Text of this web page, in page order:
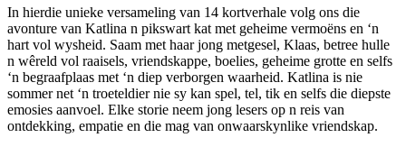
on
the
product
page
In hierdie unieke versameling van 14 kortverhale volg ons die
avonture van Katlina n pikswart kat met geheime vermoëns en ‘n
hart vol wysheid. Saam met haar jong metgesel, Klaas, betree hulle
n wêreld vol raaisels, vriendskappe, boelies, geheime grotte en selfs
‘n begraafplaas met ‘n diep verborgen waarheid. Katlina is nie
sommer net ‘n troeteldier nie sy kan spel, tel, tik en selfs die diepste
emosies aanvoel. Elke storie neem jong lesers op n reis van
ontdekking, empatie en die mag van onwaarskynlike vriendskap.